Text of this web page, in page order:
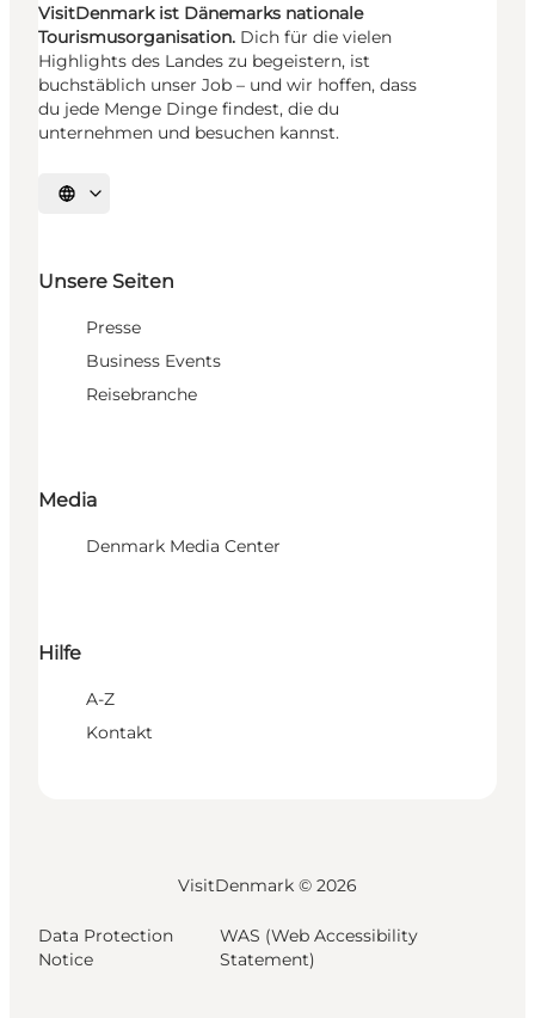
VisitDenmark ist Dänemarks nationale
Tourismusorganisation. Dich für die vielen
Highlights des Landes zu begeistern, ist
buchstäblich unser Job – und wir hoffen, dass
du jede Menge Dinge findest, die du
unternehmen und besuchen kannst.
Sprache auswählen
Unsere Seiten
Presse
Business Events
Reisebranche
Media
Denmark Media Center
Hilfe
A-Z
Kontakt
VisitDenmark © 2026
Data Protection
Notice
WAS (Web Accessibility
Statement)